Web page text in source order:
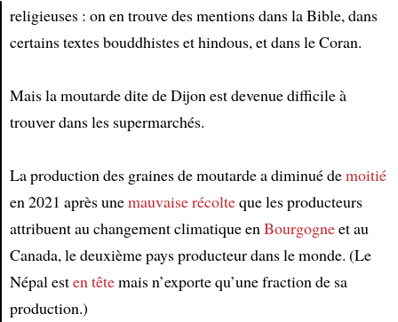
Article
religieuses : on en trouve des mentions dans la Bible, dans
certains textes bouddhistes et hindous, et dans le Coran.
Mais la moutarde dite de Dijon est devenue difficile à
trouver dans les supermarchés.
La production des graines de moutarde a diminué demoitié
en 2021 après unemauvaiserécolteque les producteurs
attribuent au changement climatique enBourgogneet au
Canada, le deuxième pays producteur dans le monde. (Le
Népal esten têtemais n’exporte qu’une fraction de sa
production.)